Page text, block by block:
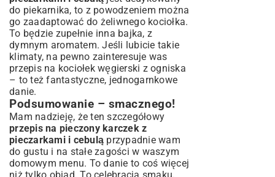
do piekarnika, to z powodzeniem można
go zaadaptować do żeliwnego kociołka.
To będzie zupełnie inna bajka, z
dymnym aromatem. Jeśli lubicie takie
klimaty, na pewno zainteresuje was
przepis na kociołek węgierski z ogniska
– to też fantastyczne, jednogarnkowe
danie.
Podsumowanie – smacznego!
Mam nadzieję, że ten szczegółowy
przepis na pieczony karczek z
pieczarkami i cebulą przypadnie wam
do gustu i na stałe zagości w waszym
domowym menu. To danie to coś więcej